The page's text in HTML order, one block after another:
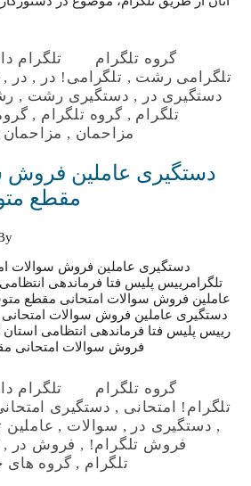
گروه تلگرام تلگرام
تلگرامی رشت, تلگرامی! در, در,
دستگیری در, دستگیری رشت,
تلگرام , گروه تلگرام ,
مزاحمان, مزاحمان
دستگیری عاملین فروش
مقطع
By |
دستگیری عاملین فروش سوالات
تلگرامرییس پلیس فتا فرماندهی
عاملین فروش سوالات امتحانی مقطع
دستگیری عاملین فروش سوالات امتحانی
رییس پلیس فتا فرماندهی انتظامی استان
فروش سوالات امتحانی
گروه تلگرام تلگرام
تلگرام! امتحانی, دستگیری امتحانی
دستگیری در, سوالات, عاملین
فروش تلگرام!, فروش در,
تلگرام , گروه های